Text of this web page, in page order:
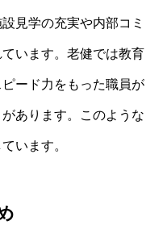
見学の充実や内部コミ
います。老健では教育
ード力をもった職員が
あります。このような
います。